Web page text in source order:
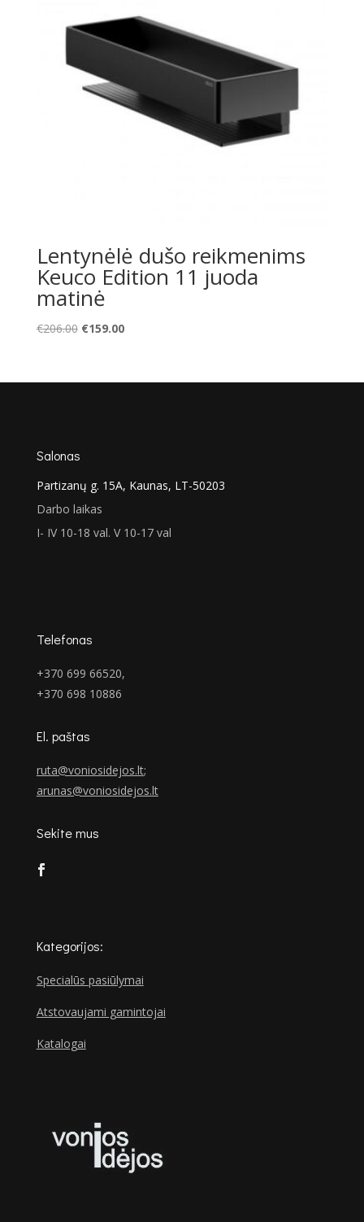
Lentynėlė dušo reikmenims
Keuco Edition 11 juoda
matinė
€206.00 Original
€206.00.
€159.00Current
€159.00.
Salonas
Partizanų g. 15A, Kaunas, LT-50203
Darbo laikas
I- IV 10-18 val. V 10-17 val
Telefonas
+370 699 66520,
+370 698 10886
El. paštas
ruta@voniosidejos.lt;
arunas@voniosidejos.lt
Sekite mus
Kategorijos:
Specialūs pasiūlymai
Atstovaujami gamintojai
Katalogai